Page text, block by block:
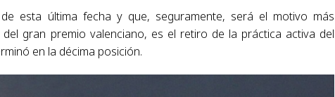
esta última fecha y que, seguramente, será el motivo más
gran premio valenciano, es el retiro de la práctica activa del
en la décima posición.